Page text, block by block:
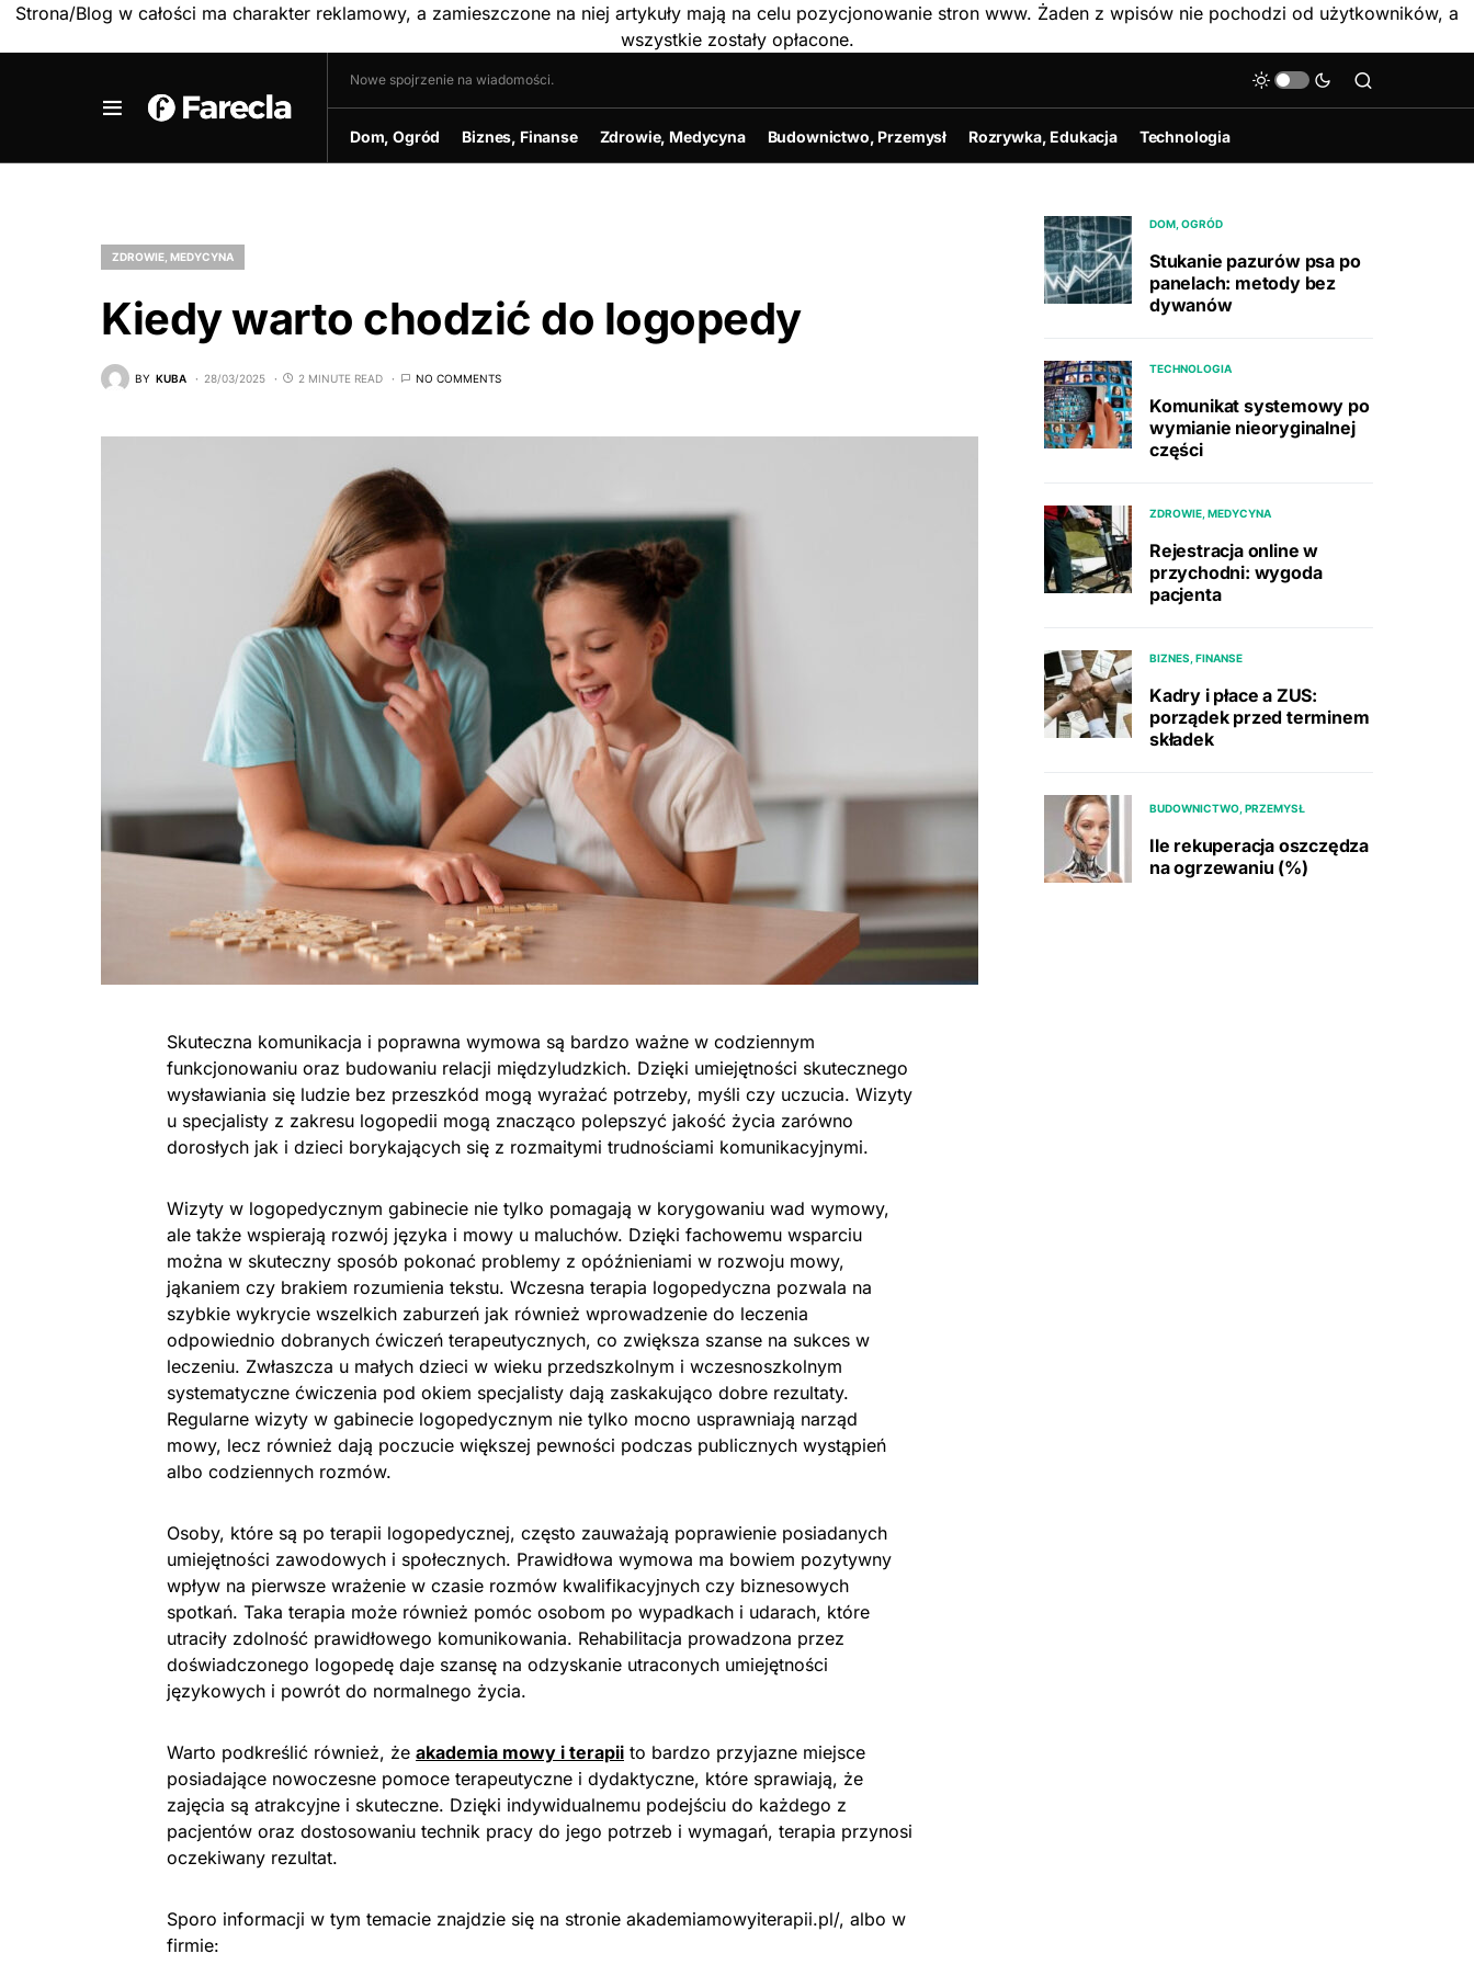
Strona/Blog w całości ma charakter reklamowy, a zamieszczone na niej artykuły mają na celu pozycjonowanie stron www. Żaden z wpisów nie pochodzi od użytkowników, a
wszystkie zostały opłacone.
Nowe spojrzenie na wiadomości.
Dom, Ogród Biznes, Finanse Zdrowie, Medycyna Budownictwo, Przemysł Rozrywka, Edukacja Technologia
ZDROWIE, MEDYCYNA
Kiedy warto chodzić do logopedy
BY KUBA 28/03/2025 2 MINUTE READ NO COMMENTS
Skuteczna komunikacja i poprawna wymowa są bardzo ważne w codziennym
funkcjonowaniu oraz budowaniu relacji międzyludzkich. Dzięki umiejętności skutecznego
wysławiania się ludzie bez przeszkód mogą wyrażać potrzeby, myśli czy uczucia. Wizyty
u specjalisty z zakresu logopedii mogą znacząco polepszyć jakość życia zarówno
dorosłych jak i dzieci borykających się z rozmaitymi trudnościami komunikacyjnymi.
Wizyty w logopedycznym gabinecie nie tylko pomagają w korygowaniu wad wymowy,
ale także wspierają rozwój języka i mowy u maluchów. Dzięki fachowemu wsparciu
można w skuteczny sposób pokonać problemy z opóźnieniami w rozwoju mowy,
jąkaniem czy brakiem rozumienia tekstu. Wczesna terapia logopedyczna pozwala na
szybkie wykrycie wszelkich zaburzeń jak również wprowadzenie do leczenia
odpowiednio dobranych ćwiczeń terapeutycznych, co zwiększa szanse na sukces w
leczeniu. Zwłaszcza u małych dzieci w wieku przedszkolnym i wczesnoszkolnym
systematyczne ćwiczenia pod okiem specjalisty dają zaskakująco dobre rezultaty.
Regularne wizyty w gabinecie logopedycznym nie tylko mocno usprawniają narząd
mowy, lecz również dają poczucie większej pewności podczas publicznych wystąpień
albo codziennych rozmów.
Osoby, które są po terapii logopedycznej, często zauważają poprawienie posiadanych
umiejętności zawodowych i społecznych. Prawidłowa wymowa ma bowiem pozytywny
wpływ na pierwsze wrażenie w czasie rozmów kwalifikacyjnych czy biznesowych
spotkań. Taka terapia może również pomóc osobom po wypadkach i udarach, które
utraciły zdolność prawidłowego komunikowania. Rehabilitacja prowadzona przez
doświadczonego logopedę daje szansę na odzyskanie utraconych umiejętności
językowych i powrót do normalnego życia.
Warto podkreślić również, że akademia mowy i terapii to bardzo przyjazne miejsce
posiadające nowoczesne pomoce terapeutyczne i dydaktyczne, które sprawiają, że
zajęcia są atrakcyjne i skuteczne. Dzięki indywidualnemu podejściu do każdego z
pacjentów oraz dostosowaniu technik pracy do jego potrzeb i wymagań, terapia przynosi
oczekiwany rezultat.
Sporo informacji w tym temacie znajdzie się na stronie akademiamowyiterapii.pl/, albo w
firmie:
DOM, OGRÓD
Stukanie pazurów psa po
panelach: metody bez
dywanów
TECHNOLOGIA
Komunikat systemowy po
wymianie nieoryginalnej
części
ZDROWIE, MEDYCYNA
Rejestracja online w
przychodni: wygoda
pacjenta
BIZNES, FINANSE
Kadry i płace a ZUS:
porządek przed terminem
składek
BUDOWNICTWO, PRZEMYSŁ
Ile rekuperacja oszczędza
na ogrzewaniu (%)